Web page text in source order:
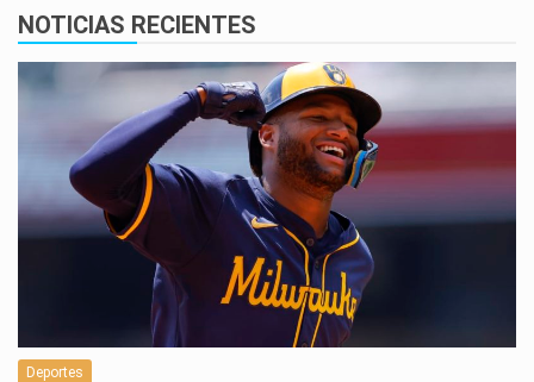
NOTICIAS RECIENTES
Deportes